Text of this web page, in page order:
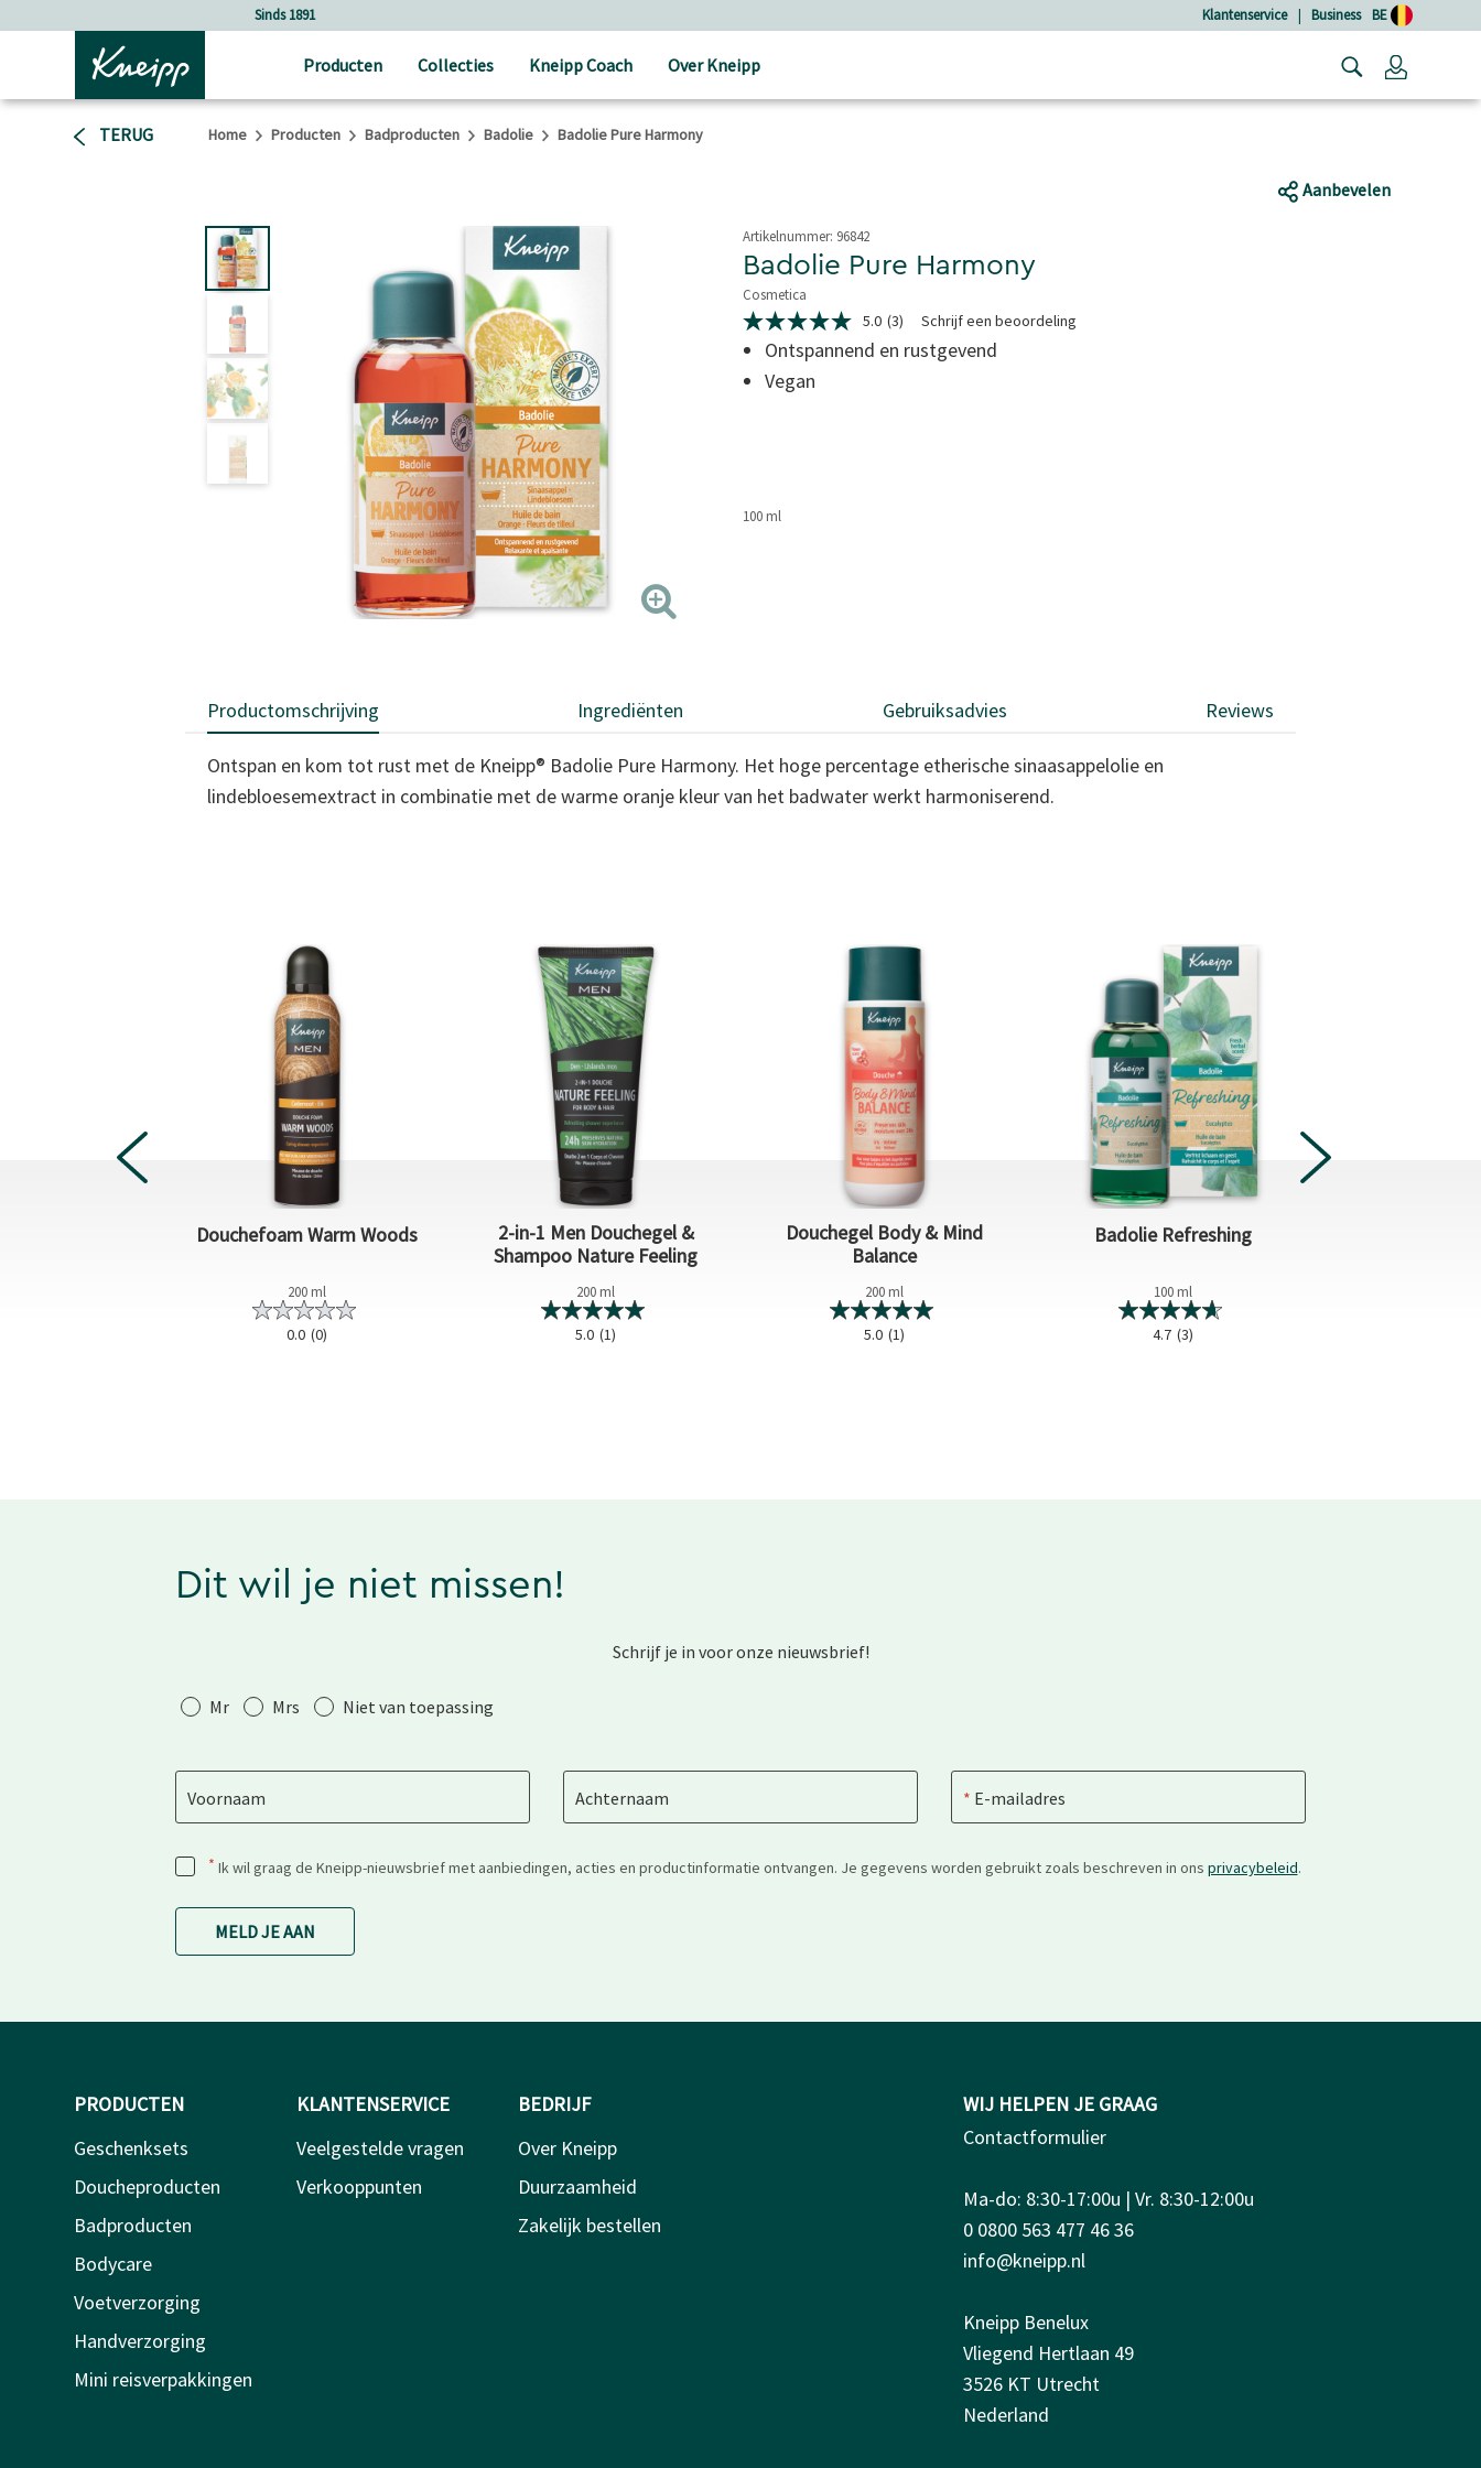
Sinds 1891 Klantenservice | Business BE
Producten Collecties Kneipp Coach Over Kneipp
TERUG Home Producten Badproducten Badolie Badolie Pure Harmony
Aanbevelen
Artikelnummer: 96842
Badolie Pure Harmony
Cosmetica
5 van 5 sterren
5.0
van
sterren,
gemiddelde
paginalink.
5.0 (3) Schrijf een beoordeling
Ontspannend en rustgevend
Vegan
100 ml
Productomschrijving Ingrediënten Gebruiksadvies Reviews
Ontspan en kom tot rust met de Kneipp® Badolie Pure Harmony. Het hoge percentage etherische sinaasappelolie en
lindebloesemextract in combinatie met de warme oranje kleur van het badwater werkt harmoniserend.
Douchefoam Warm Woods
200 ml
0.0 (0)
2-in-1 Men Douchegel &
Shampoo Nature Feeling
200 ml
5.0 (1)
Douchegel Body & Mind
Balance
200 ml
5.0 (1)
Badolie Refreshing
100 ml
4.7 (3)
Dit wil je niet missen!
Schrijf je in voor onze nieuwsbrief!
Aanhef
Mr Mrs Niet van toepassing
Voornaam Achternaam E-mailadres
* Ik wil graag de Kneipp-nieuwsbrief met aanbiedingen, acties en productinformatie ontvangen. Je gegevens worden gebruikt zoals beschreven in ons privacybeleid.
MELD JE AAN
PRODUCTEN
Geschenksets
Doucheproducten
Badproducten
Bodycare
Voetverzorging
Handverzorging
Mini reisverpakkingen
KLANTENSERVICE
Veelgestelde vragen
Verkooppunten
BEDRIJF
Over Kneipp
Duurzaamheid
Zakelijk bestellen
WIJ HELPEN JE GRAAG
Contactformulier
Ma-do: 8:30-17:00u | Vr. 8:30-12:00u
0 0800 563 477 46 36
info@kneipp.nl
Kneipp Benelux
Vliegend Hertlaan 49
3526 KT Utrecht
Nederland